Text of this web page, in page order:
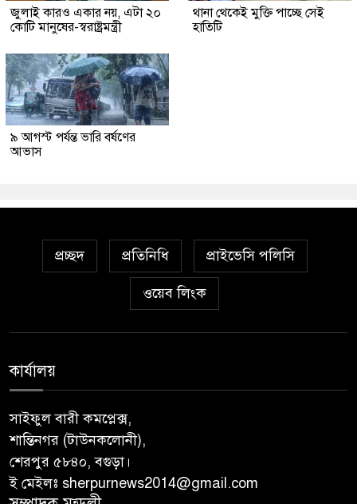
জুলাই কারও একার নয়, এটা ২০
কোটি মানুষের-স্বরাষ্ট্রমন্ত্রী
থানা থেকেই মুক্তি পাচ্ছে সেই
হাতিটি
৯ আগস্ট পর্যন্ত ভারি বর্ষণের
আভাস
প্রচ্ছদ প্রতিনিধি প্রাইভেসি পলিসি
ওয়েব লিংক
কার্যালয়
সাইফুল বারী কমপ্লেক্স,
শান্তিনগর (টাউনকলোনী),
শেরপুর ৫৮৪০, বগুড়া।
ই মেইলঃ sherpurnews2014@gmail.com